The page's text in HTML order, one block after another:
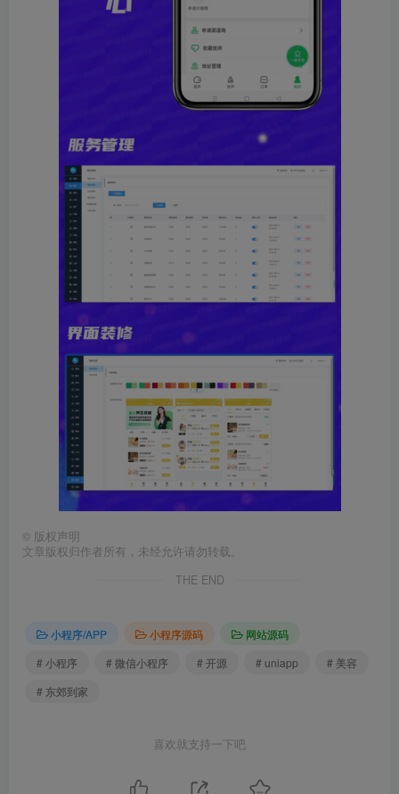
© 版权声明
文章版权归作者所有，未经允许请勿转载。
THE END
小程序/APP 小程序源码
网站源码
# 小程序
# 微信小程序 # 开源 # uniapp
# 美容
# 东郊到家
喜欢就支持一下吧